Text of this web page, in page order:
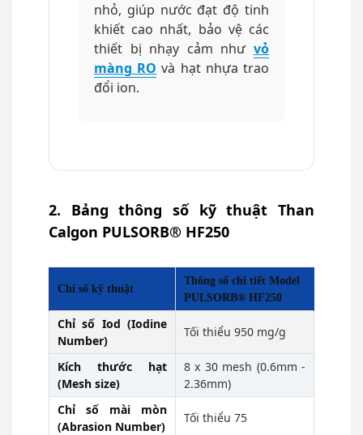
nhỏ, giúp nước đạt độ tinh
khiết cao nhất, bảo vệ các
thiết bị nhạy cảm như vỏ
màng RO và hạt nhựa trao
đổi ion.
2. Bảng thông số kỹ thuật Than
Calgon PULSORB® HF250
Chỉ số kỹ thuật
Thông số chi tiết Model
PULSORB® HF250
Chỉ số Iod (Iodine
Number)
Tối thiểu 950 mg/g
Kích thước hạt
(Mesh size)
8 x 30 mesh (0.6mm -
2.36mm)
Chỉ số mài mòn
(Abrasion Number)
Tối thiểu 75